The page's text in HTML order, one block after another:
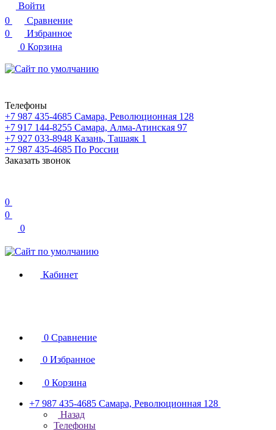
Войти
0
Сравнение
0
Избранное
0 Корзина
Телефоны
+7 987 435-4685 Самара, Революционная 128
+7 917 144-8255 Самара, Алма-Атинская 97
+7 927 033-8948 Казань, Ташаяк 1
+7 987 435-4685 По России
Заказать звонок
0
0
0
Кабинет
0 Сравнение
0 Избранное
0 Корзина
+7 987 435-4685 Самара, Революционная 128
Назад
Телефоны